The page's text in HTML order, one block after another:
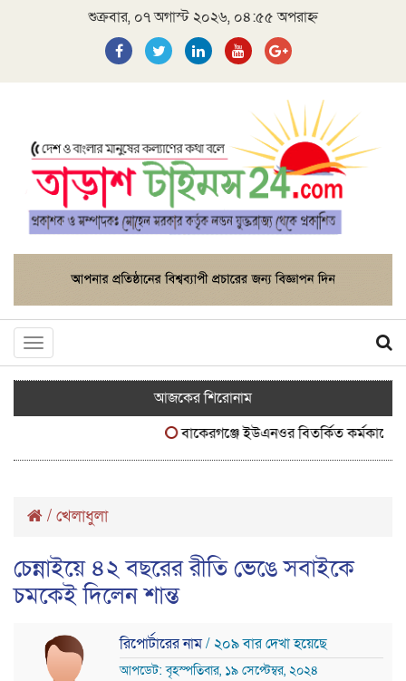
শুক্রবার, ০৭ অগাস্ট ২০২৬, ০৪:৫৫ অপরাহ্ন
Toggle
navigation
আজকের শিরোনাম
বাকেরগঞ্জে ইউএনওর বিতর্কিত কর্মকাণ্ডে
/ খেলাধুলা
চেন্নাইয়ে ৪২ বছরের রীতি ভেঙে সবাইকে
চমকেই দিলেন শান্ত
রিপোর্টারের নাম/ ২০৯ বার দেখা হয়েছে
আপডেট: বৃহস্পতিবার, ১৯ সেপ্টেম্বর, ২০২৪